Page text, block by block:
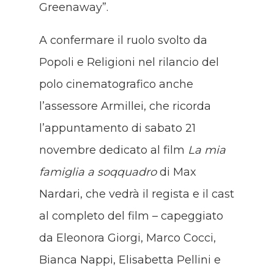
Greenaway”.
A confermare il ruolo svolto da
Popoli e Religioni nel rilancio del
polo cinematografico anche
l’assessore Armillei, che ricorda
l’appuntamento di sabato 21
novembre dedicato al film La mia
famiglia a soqquadrodi Max
Nardari, che vedrà il regista e il cast
al completo del film – capeggiato
da Eleonora Giorgi, Marco Cocci,
Bianca Nappi, Elisabetta Pellini e